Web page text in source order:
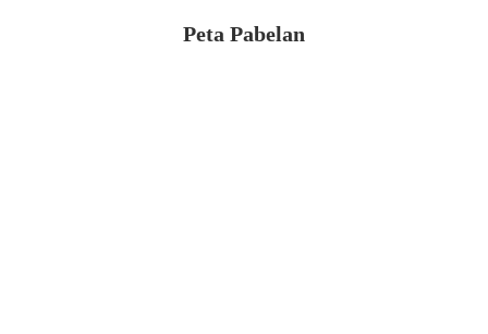
Peta Pabelan